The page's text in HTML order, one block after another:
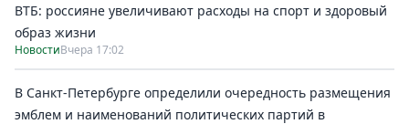
ВТБ: россияне увеличивают расходы на спорт и здоровый
образ жизни
НовостиВчера 17:02
В Санкт-Петербурге определили очередность размещения
эмблем и наименований политических партий в